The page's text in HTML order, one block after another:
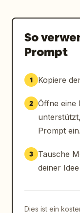
So
Prompt
1 Kopiere
2 Öffne eine
Prompt ein.
3
Tausche
deiner
Dies ist ein